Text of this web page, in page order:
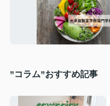
”コラム”おすすめ記事